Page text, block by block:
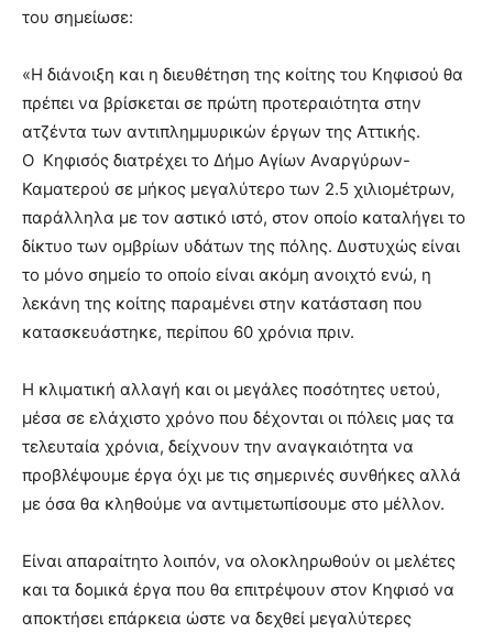
του σημείωσε:
«Η διάνοιξη και η διευθέτηση της κοίτης του Κηφισού θα
πρέπει να βρίσκεται σε πρώτη προτεραιότητα στην
ατζέντα των αντιπλημμυρικών έργων της Αττικής.
Ο Κηφισός διατρέχει το Δήμο Αγίων Αναργύρων-
Καματερού σε μήκος μεγαλύτερο των 2.5 χιλιομέτρων,
παράλληλα με τον αστικό ιστό, στον οποίο καταλήγει το
δίκτυο των ομβρίων υδάτων της πόλης. Δυστυχώς είναι
το μόνο σημείο το οποίο είναι ακόμη ανοιχτό ενώ, η
λεκάνη της κοίτης παραμένει στην κατάσταση που
κατασκευάστηκε, περίπου 60 χρόνια πριν.
Η κλιματική αλλαγή και οι μεγάλες ποσότητες υετού,
μέσα σε ελάχιστο χρόνο που δέχονται οι πόλεις μας τα
τελευταία χρόνια, δείχνουν την αναγκαιότητα να
προβλέψουμε έργα όχι με τις σημερινές συνθήκες αλλά
με όσα θα κληθούμε να αντιμετωπίσουμε στο μέλλον.
Είναι απαραίτητο λοιπόν, να ολοκληρωθούν οι μελέτες
και τα δομικά έργα που θα επιτρέψουν στον Κηφισό να
αποκτήσει επάρκεια ώστε να δεχθεί μεγαλύτερες